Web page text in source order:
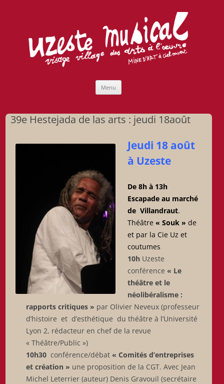
Menu
39e Hestejada de las arts : jeudi 18août
Jeudi 18 août
à Uzeste
De 8h à 13h
Escapade au marché
de Villandraut.
Théâtre « Souk » de
et par la Cie Uz et
coutumes
10hUzeste
conférence « Le
théâtre et le
néolibéralisme :
rapports critiques » par Olivier Neveux (professeur
d’histoire et d’esthétique du théâtre à l’Université
Lyon 2, rédacteur en chef de la revue
« Théâtre/Public »)
10h30 conférence/débat« Comités d’entreprises
et création » une proposition de la CGT. Avec Jean
Michel Leterrier (auteur) Denis Gravouil (secrétaire